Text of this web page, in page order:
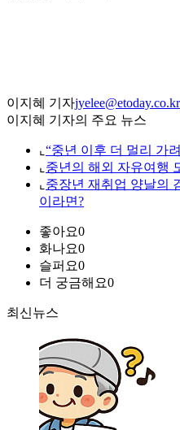
이지혜 기자jyelee@etoday.co.kr
이지혜 기자의 주요 뉴스
⌞ “중년 이후 더 멀리 가
⌞ 중년의 해외 자유여행
⌞ 중장년 재취업 양날의
이라면?
좋아요0
화나요0
슬퍼요0
더 궁금해요0
최신뉴스